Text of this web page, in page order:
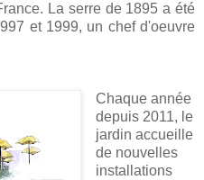
La serre de 1895 a été
et 1999, un chef d'oeuvre
Chaque année
depuis 2011, le
jardin accueille
de nouvelles
installations